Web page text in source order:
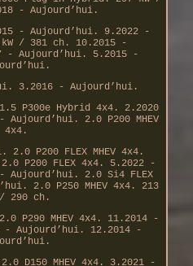
- Aujourd’hui.
- Aujourd’hui. 9.2022 -
/ 381 ch. 10.2015 -
- Aujourd’hui. 5.2015 -
3.2016 - Aujourd’hui.
P300e Hybrid 4x4. 2.2020
2.0 P200 MHEV
4x4.
P200 FLEX MHEV 4x4.
P200 FLEX 4x4. 5.2022 -
Aujourd’hui. 2.0 Si4 FLEX
2.0 P250 MHEV 4x4. 213
/ 290 ch.
P290 MHEV 4x4. 11.2014 -
- Aujourd’hui. 12.2014 -
D150 MHEV 4x4. 3.2021 -